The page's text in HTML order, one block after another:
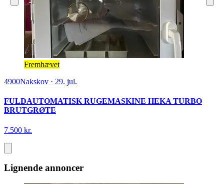
Fremhævet
4900Nakskov · 29. jul.
FULDAUTOMATISK RUGEMASKINE HEKA TURBO
BRUTGRØTE
7.500 kr.
Lignende annoncer